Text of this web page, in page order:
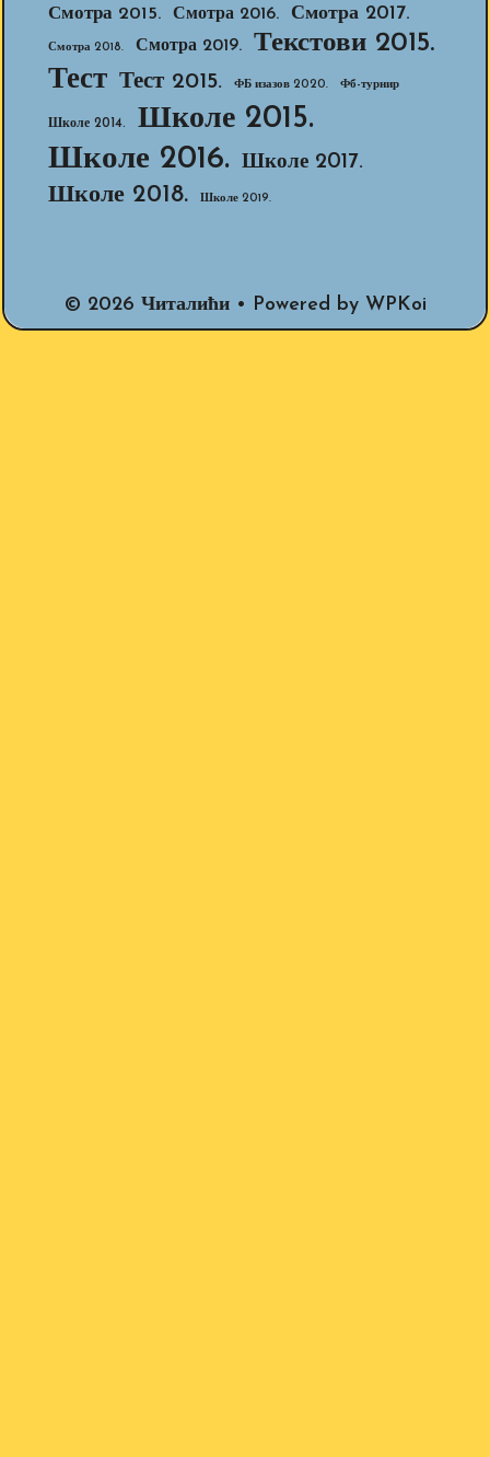
Смотра 2015. Смотра 2016. Смотра 2017.
Смотра 2018. Смотра 2019. Текстови 2015.
Тест Тест 2015. ФБ изазов 2020. Фб-турнир
Школе 2014.
Школе 2015.
Школе 2016. Школе 2017.
Школе 2018. Школе 2019.
© 2026 Читалићи• Powered by WPKoi